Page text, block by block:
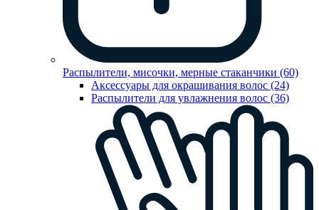
Распылители, мисочки, мерные стаканчики (60)
Аксессуары для окрашивания волос (24)
Распылители для увлажнения волос (36)